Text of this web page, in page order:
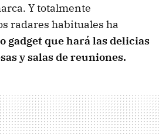
Y totalmente
radares habituales ha
gadget que hará las delicias
y salas de reuniones.